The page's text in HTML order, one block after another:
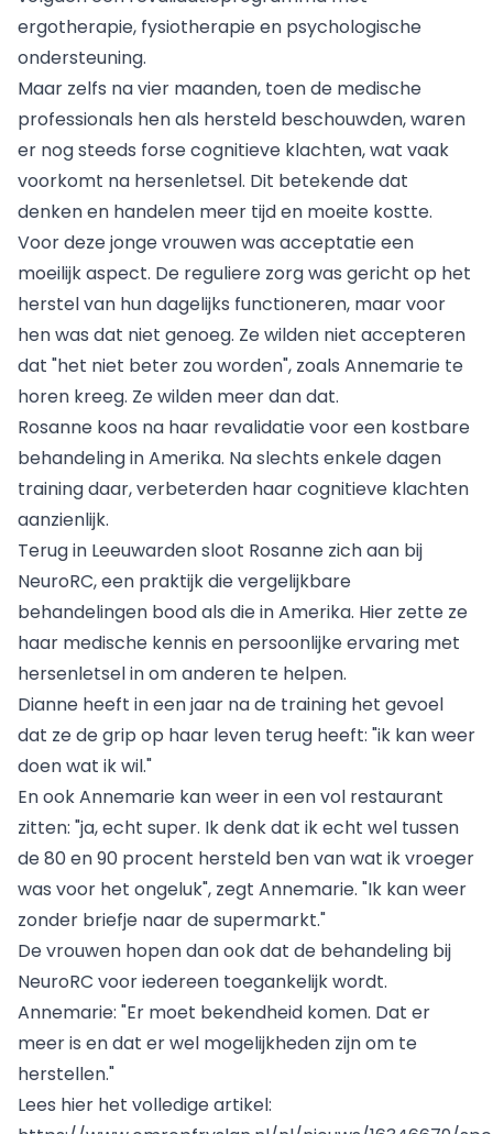
ergotherapie, fysiotherapie en psychologische
ondersteuning.
Maar zelfs na vier maanden, toen de medische
professionals hen als hersteld beschouwden, waren
er nog steeds forse cognitieve klachten, wat vaak
voorkomt na hersenletsel. Dit betekende dat
denken en handelen meer tijd en moeite kostte.
Voor deze jonge vrouwen was acceptatie een
moeilijk aspect. De reguliere zorg was gericht op het
herstel van hun dagelijks functioneren, maar voor
hen was dat niet genoeg. Ze wilden niet accepteren
dat "het niet beter zou worden", zoals Annemarie te
horen kreeg. Ze wilden meer dan dat.
Rosanne koos na haar revalidatie voor een kostbare
behandeling in Amerika. Na slechts enkele dagen
training daar, verbeterden haar cognitieve klachten
aanzienlijk.
Terug in Leeuwarden sloot Rosanne zich aan bij
NeuroRC, een praktijk die vergelijkbare
behandelingen bood als die in Amerika. Hier zette ze
haar medische kennis en persoonlijke ervaring met
hersenletsel in om anderen te helpen.
Dianne heeft in een jaar na de training het gevoel
dat ze de grip op haar leven terug heeft: "ik kan weer
doen wat ik wil."
En ook Annemarie kan weer in een vol restaurant
zitten: "ja, echt super. Ik denk dat ik echt wel tussen
de 80 en 90 procent hersteld ben van wat ik vroeger
was voor het ongeluk", zegt Annemarie. "Ik kan weer
zonder briefje naar de supermarkt."
De vrouwen hopen dan ook dat de behandeling bij
NeuroRC voor iedereen toegankelijk wordt.
Annemarie: "Er moet bekendheid komen. Dat er
meer is en dat er wel mogelijkheden zijn om te
herstellen."
Lees hier het volledige artikel: